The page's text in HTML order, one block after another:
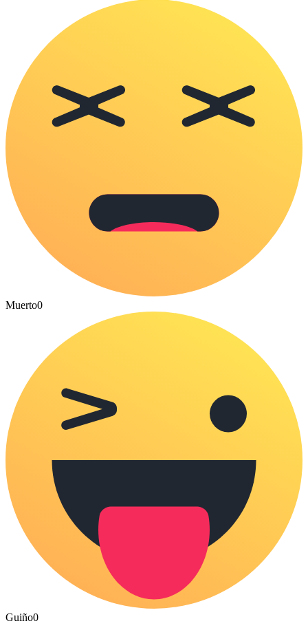
Muerto0
Guiño0